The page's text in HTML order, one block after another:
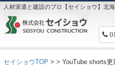
人材派遣と建設のプロ【セイショウ】北
セイショウTOP > > YouTube shorts更